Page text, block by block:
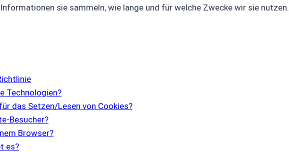
sie sammeln, wie lange und für welche Zwecke wir sie nutzen.
Technologien?
das Setzen/Lesen von Cookies?
Besucher?
Browser?
es?